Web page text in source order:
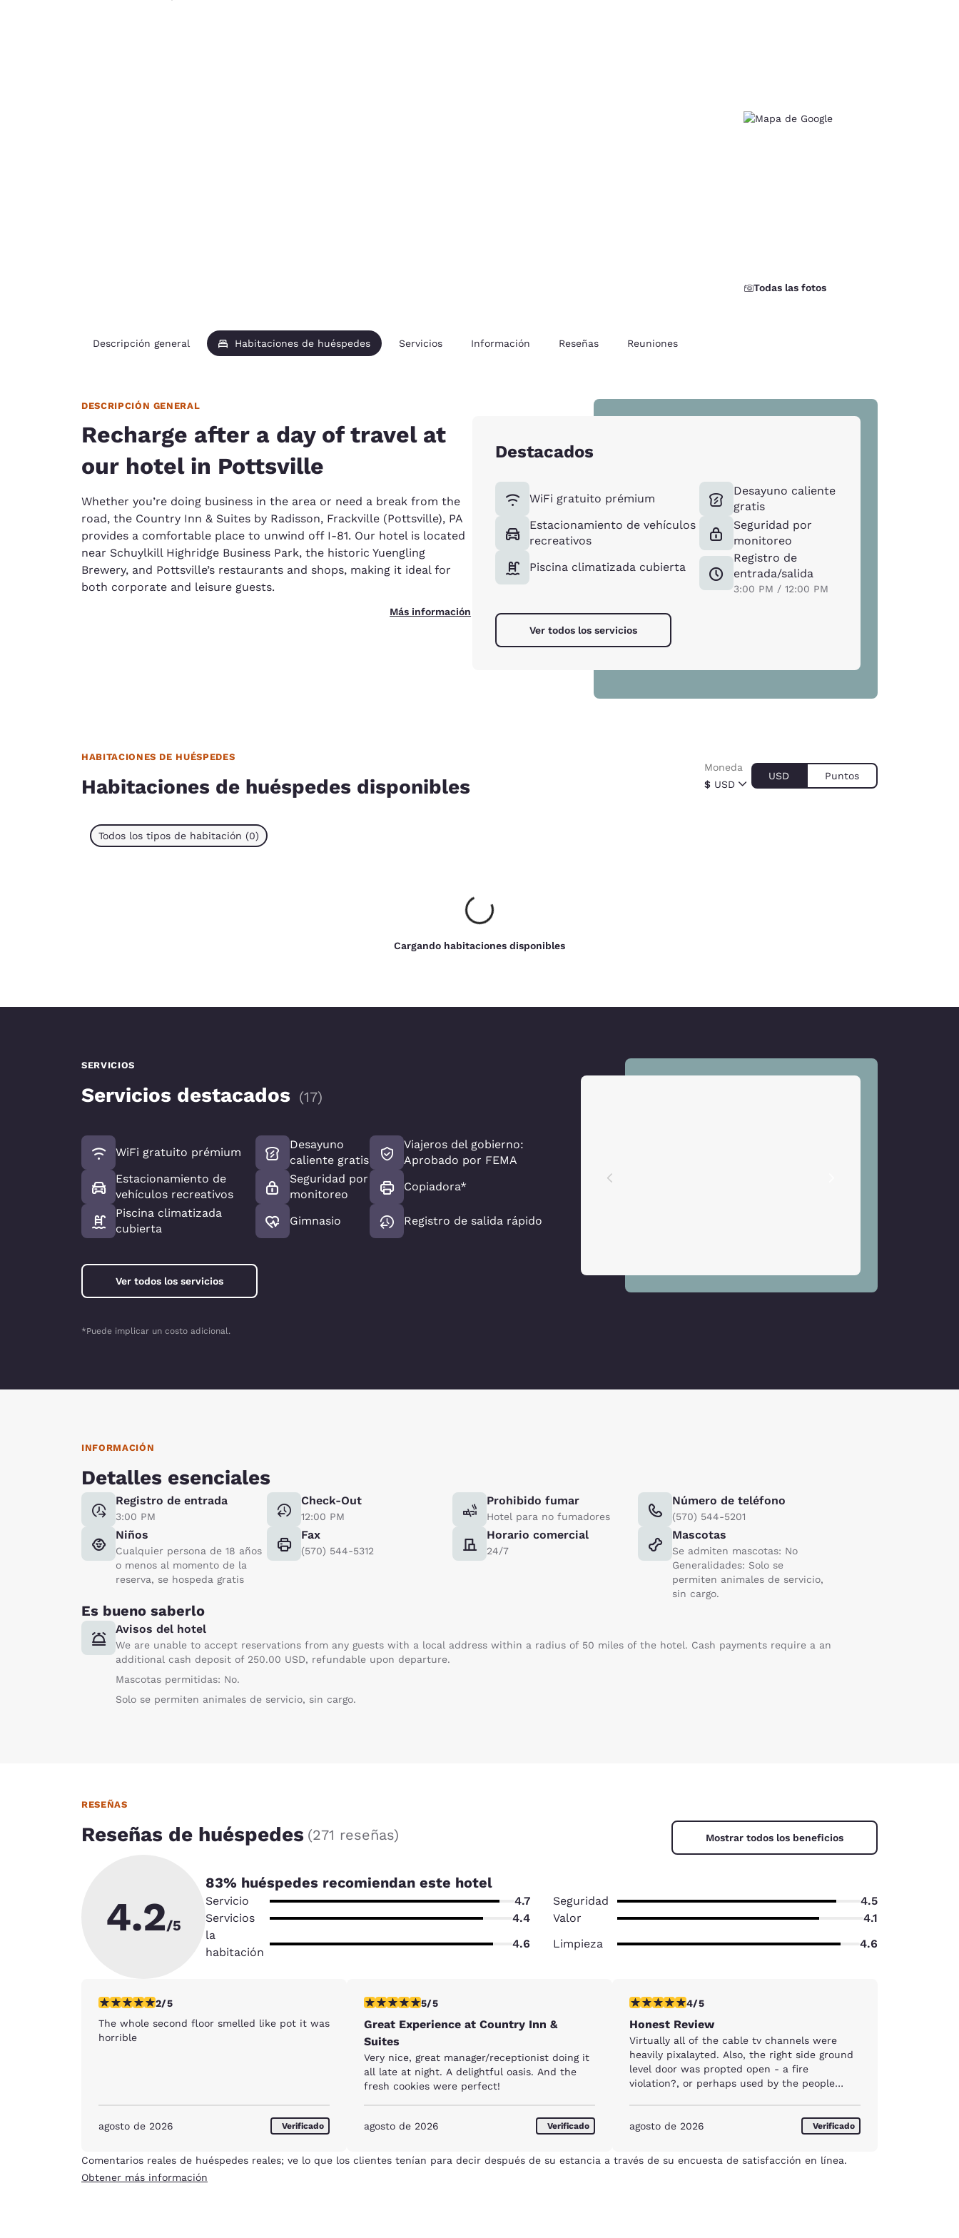
Todas las fotos
Descripción general Habitaciones de huéspedes Servicios Información Reseñas Reuniones
DESCRIPCIÓN GENERAL
Recharge after a day of travel at
our hotel in Pottsville
Whether you’re doing business in the area or need a break from the
road, the Country Inn & Suites by Radisson, Frackville (Pottsville), PA
provides a comfortable place to unwind off I-81. Our hotel is located
near Schuylkill Highridge Business Park, the historic Yuengling
Brewery, and Pottsville’s restaurants and shops, making it ideal for
both corporate and leisure guests.
Más información
Destacados
WiFi gratuito prémium
Estacionamiento de vehículos
recreativos
Piscina climatizada cubierta
Desayuno caliente
gratis
Seguridad por
monitoreo
Registro de
entrada/salida
3:00 PM / 12:00 PM
Ver todos los servicios
HABITACIONES DE HUÉSPEDES
Habitaciones de huéspedes disponibles $ USD
Moneda
USD Puntos
Todos los tipos de habitación (0)
Cargando habitaciones disponibles
SERVICIOS
Servicios destacados (17)
WiFi gratuito prémium
Estacionamiento de
vehículos recreativos
Piscina climatizada
cubierta
Desayuno
caliente gratis
Seguridad por
monitoreo
Gimnasio
Viajeros del gobierno:
Aprobado por FEMA
Copiadora*
Registro de salida rápido
Ver todos los servicios
*Puede implicar un costo adicional.
INFORMACIÓN
Detalles esenciales
Registro de entrada
3:00 PM
Check-Out
12:00 PM
Prohibido fumar
Hotel para no fumadores
Número de teléfono
(570) 544-5201
Niños
Cualquier persona de 18 años
o menos al momento de la
reserva, se hospeda gratis
Fax
(570) 544-5312
Horario comercial
24/7
Mascotas
Se admiten mascotas: No
Generalidades: Solo se
permiten animales de servicio,
sin cargo.
Es bueno saberlo
Avisos del hotel
We are unable to accept reservations from any guests with a local address within a radius of 50 miles of the hotel. Cash payments require a an
additional cash deposit of 250.00 USD, refundable upon departure.
Mascotas permitidas: No.
Solo se permiten animales de servicio, sin cargo.
RESEÑAS
Reseñas de huéspedes (271 reseñas) Mostrar todos los beneficios
4.2/5
83% huéspedes recomiendan este hotel
Servicio 4.7 Seguridad
4.5
Servicios
4.4 Valor
4.1
la
habitación
4.6 Limpieza 4.6
calificación de 2 estrellas. Feria. 1 reseña
2/5
The whole second floor smelled like pot it was
horrible
agosto de 2026 Verificado
calificación de 5 estrellas. Excepcional. 1 reseña
5/5
Great Experience at Country Inn &
Suites
Very nice, great manager/receptionist doing it
all late at night. A delightful oasis. And the
fresh cookies were perfect!
agosto de 2026 Verificado
calificación de 4 estrellas. Muy bueno. 1 reseña
4/5
Honest Review
Virtually all of the cable tv channels were
heavily pixalayted. Also, the right side ground
level door was propted open - a fire
violation?, or perhaps used by the people
perhaps also responsible for the grill with hot
agosto de 2026 Verificado
Comentarios reales de huéspedes reales; ve lo que los clientes tenían para decir después de su estancia a través de su encuesta de satisfacción en línea.
Obtener más información